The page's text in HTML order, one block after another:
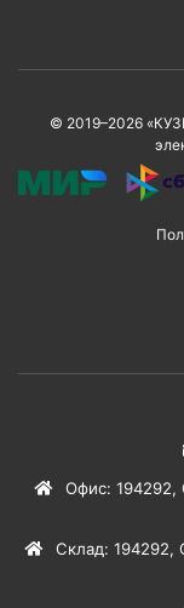
© 2019–2026
Офис: 194292,
Склад: 194292,